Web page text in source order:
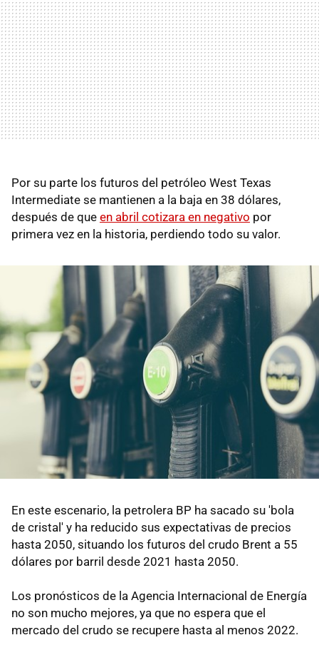
Por su parte los futuros del petróleo West Texas
Intermediate se mantienen a la baja en 38 dólares,
después de que en abril cotizara en negativo por
primera vez en la historia, perdiendo todo su valor.
En este escenario, la petrolera BP ha sacado su 'bola
de cristal' y ha reducido sus expectativas de precios
hasta 2050, situando los futuros del crudo Brent a 55
dólares por barril desde 2021 hasta 2050.
Los pronósticos de la Agencia Internacional de Energía
no son mucho mejores, ya que no espera que el
mercado del crudo se recupere hasta al menos 2022.